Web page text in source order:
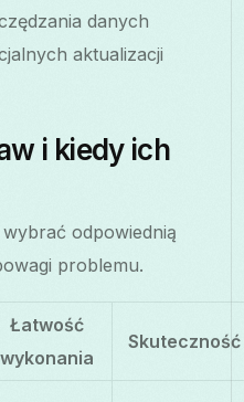
danych
aktualizacji
i kiedy ich
odpowiednią
problemu.
Łatwość
wykonania
Skuteczność